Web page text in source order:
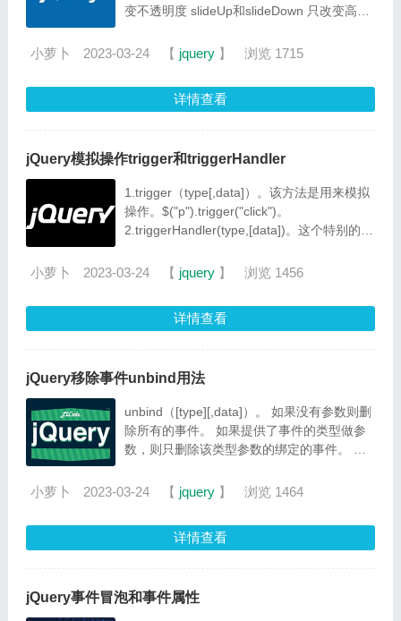
变不透明度 slideUp和slideDown 只改变高度
法和show方法，所以会同时修改多个样式的
用来代替slideUp和slideDown，只能改变高
度。 animate 属于自定义动画的方法，以上
小萝卜 2023-03-24 【 jquery】 浏览 1715
详情查看
jQuery模拟操作trigger和triggerHandler
1.trigger（type[,data]）。该方法是用来模拟
操作。$("p").trigger("click")。
2.triggerHandler(type,[data])。这个特别的方
函数。但不会执行浏览器默认动作
小萝卜 2023-03-24 【 jquery】 浏览 1456
详情查看
jQuery移除事件unbind用法
unbind（[type][,data]）。 如果没有参数则删
除所有的事件。 如果提供了事件的类型做参
数，则只删除该类型参数的绑定的事件。 如
对应的函数。
小萝卜 2023-03-24 【 jquery】 浏览 1464
详情查看
jQuery事件冒泡和事件属性